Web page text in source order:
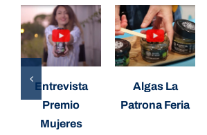
Entrevista
Premio
Mujeres
Algas La
Patrona Feria